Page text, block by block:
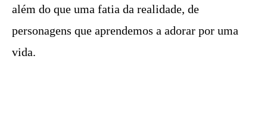
além do que uma fatia da realidade, de
personagens que aprendemos a adorar por uma
vida.